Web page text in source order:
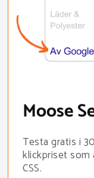
Moose
Testa gratis i
klickpriset som
CSS.